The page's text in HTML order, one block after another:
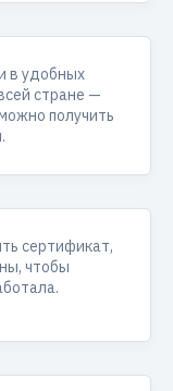
в удобных
стране —
получить
сертификат,
чтобы